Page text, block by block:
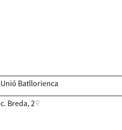
Unió Batllorienca
c. Breda, 2